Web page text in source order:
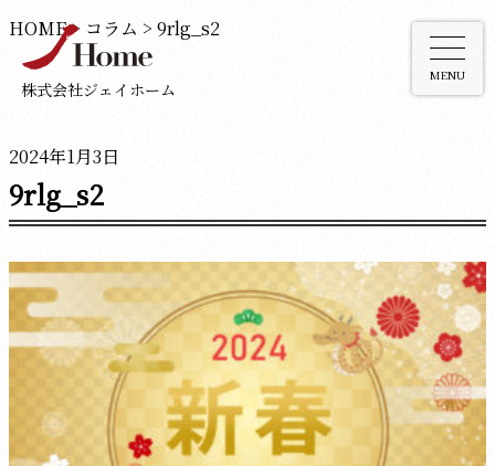
株式会社ジェイホーム
MENU
HOME> コラム > 9rlg_s2
2024年1月3日
9rlg_s2